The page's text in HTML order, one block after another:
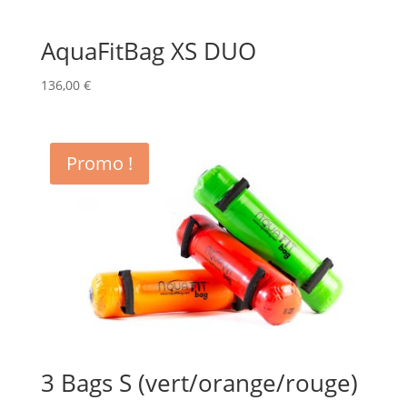
AquaFitBag XS DUO
136,00 €
Promo !
3 Bags S (vert/orange/rouge)